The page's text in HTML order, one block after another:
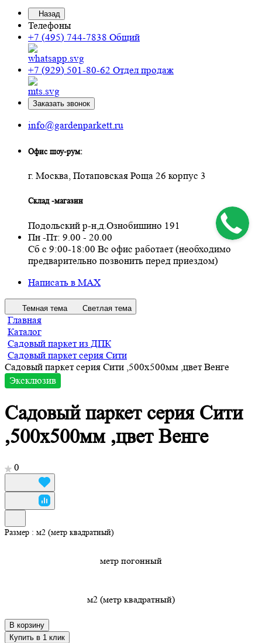
Назад
Телефоны
+7 (495) 744-7838 Общий
+7 (929) 501-80-62 Отдел продаж
Заказать звонок
info@gardenparkett.ru
Офис шоу-рум:
г. Москва, Потаповская Роща 26 корпус 3
Склад -магазин
Подольский р-н,д.Ознобишино 191
Пн -Пт: 9.00 - 20.00
Сб с 9:00-18:00 Вс офис работает (необходимо
предварительно позвонить перед приездом)
Написать в MAX
Темная тема Светлая тема
Главная
Каталог
Садовый паркет из ДПК
Садовый паркет серия Сити
Садовый паркет серия Сити ,500х500мм ,цвет Венге
Эксклюзив
Садовый паркет серия Сити
,500х500мм ,цвет Венге
0
Размер : м2 (метр квадратный)
метр погонный
м2 (метр квадратный)
В корзину
Купить в 1 клик